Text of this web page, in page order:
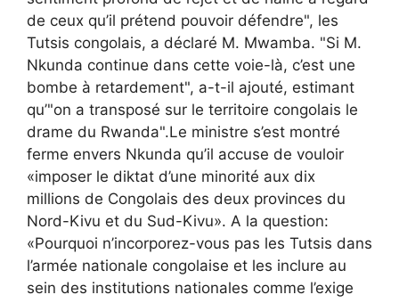
de ceux qu’il prétend pouvoir défendre", les
Tutsis congolais, a déclaré M. Mwamba. "Si M.
Nkunda continue dans cette voie-là, c’est une
bombe à retardement", a-t-il ajouté, estimant
qu’"on a transposé sur le territoire congolais le
drame du Rwanda".Le ministre s’est montré
ferme envers Nkunda qu’il accuse de vouloir
«imposer le diktat d’une minorité aux dix
millions de Congolais des deux provinces du
Nord-Kivu et du Sud-Kivu». A la question:
«Pourquoi n’incorporez-vous pas les Tutsis dans
l’armée nationale congolaise et les inclure au
sein des institutions nationales comme l’exige